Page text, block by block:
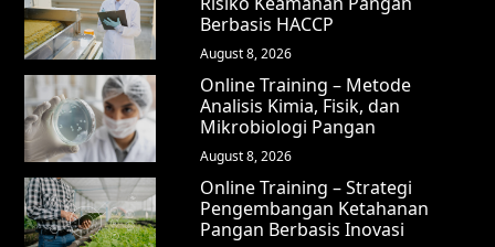
Berbasis HACCP
August 8, 2026
Online Training – Metode
Analisis Kimia, Fisik, dan
Mikrobiologi Pangan
August 8, 2026
Online Training – Strategi
Pengembangan Ketahanan
Pangan Berbasis Inovasi